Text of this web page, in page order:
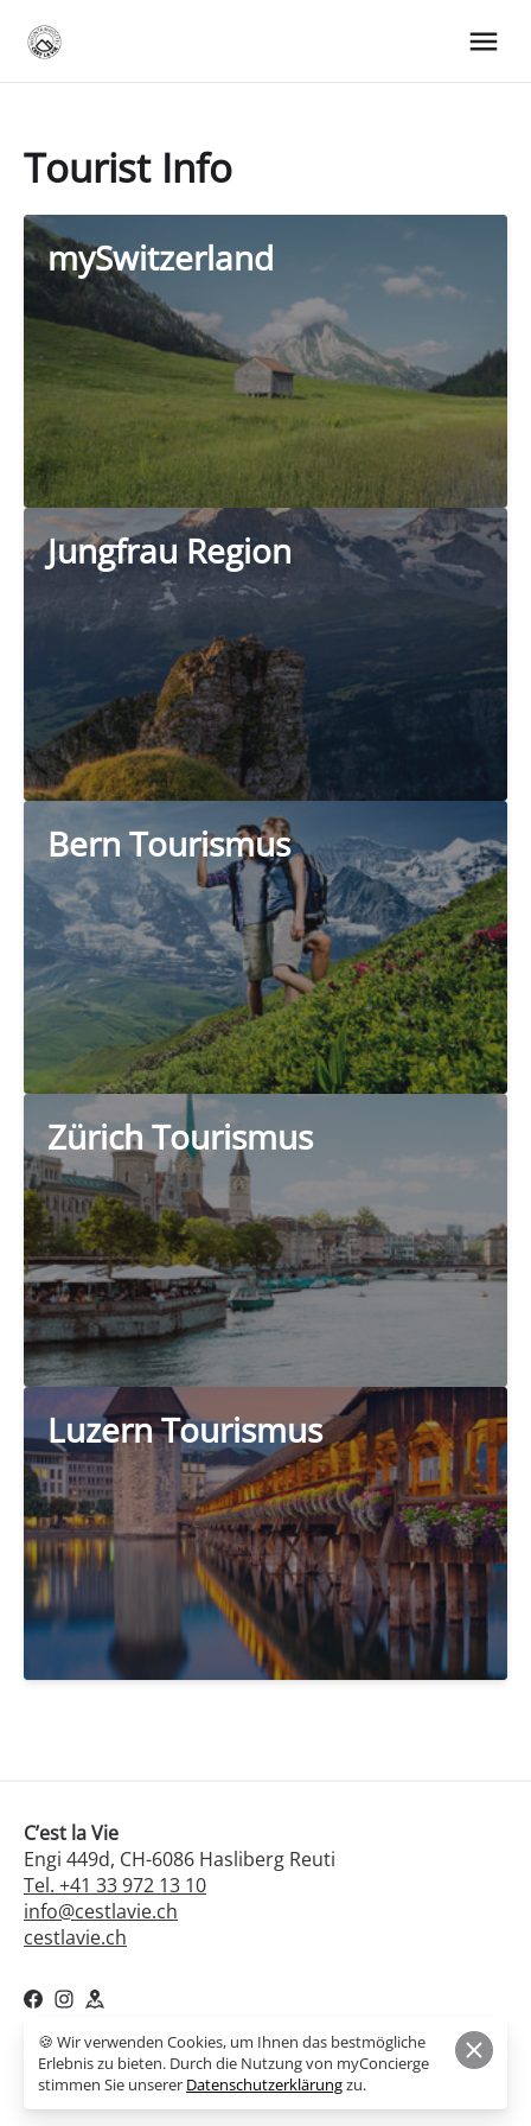
Tourist Info
mySwitzerland
Jungfrau Region
Bern Tourismus
Zürich Tourismus
Luzern Tourismus
C’est la Vie
Engi 449d, CH-6086 Hasliberg Reuti
Tel. +41 33 972 13 10
info@cestlavie.ch
cestlavie.ch
© 2026,C’est la Vie
Powered by myConcierge
🍪 Wir verwenden Cookies, um Ihnen das bestmögliche
Erlebnis zu bieten. Durch die Nutzung von myConcierge
stimmen Sie unserer Datenschutzerklärungzu.